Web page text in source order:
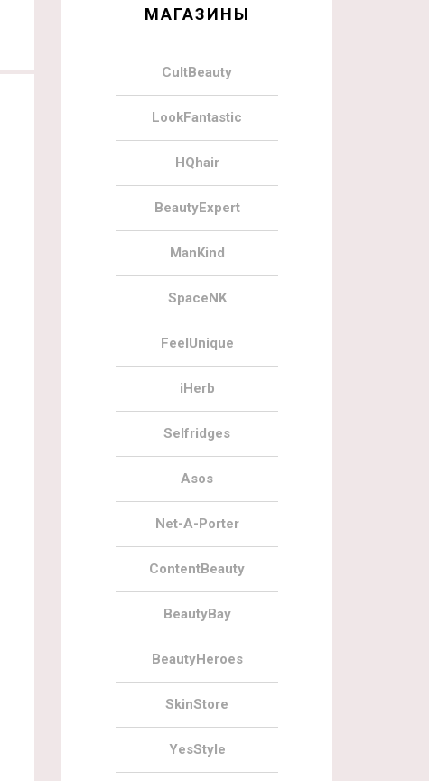
МАГАЗИНЫ
CultBeauty
LookFantastic
HQhair
BeautyExpert
ManKind
SpaceNK
FeelUnique
iHerb
Selfridges
Asos
Net-A-Porter
ContentBeauty
BeautyBay
BeautyHeroes
SkinStore
YesStyle